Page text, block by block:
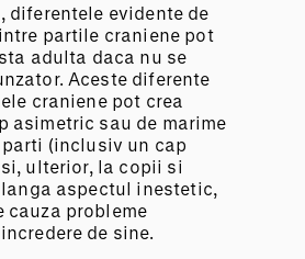
diferentele evidente de
partile craniene pot
adulta daca nu se
Aceste diferente
craniene pot crea
asimetric sau de marime
(inclusiv un cap
ulterior, la copii si
aspectul inestetic,
cauza probleme
de sine.